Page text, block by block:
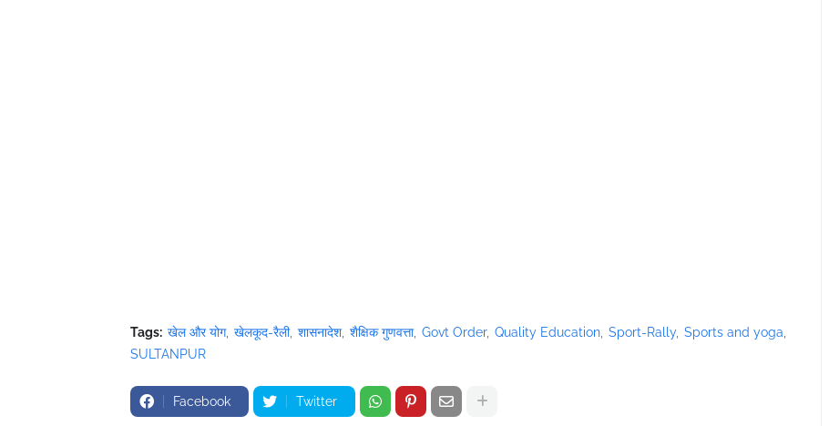
Tags: खेल और योग खेलकूद-रैली शासनादेश शैक्षिक गुणवत्ता Govt Order Quality Education Sport-Rally Sports and yoga
SULTANPUR
Facebook Twitter